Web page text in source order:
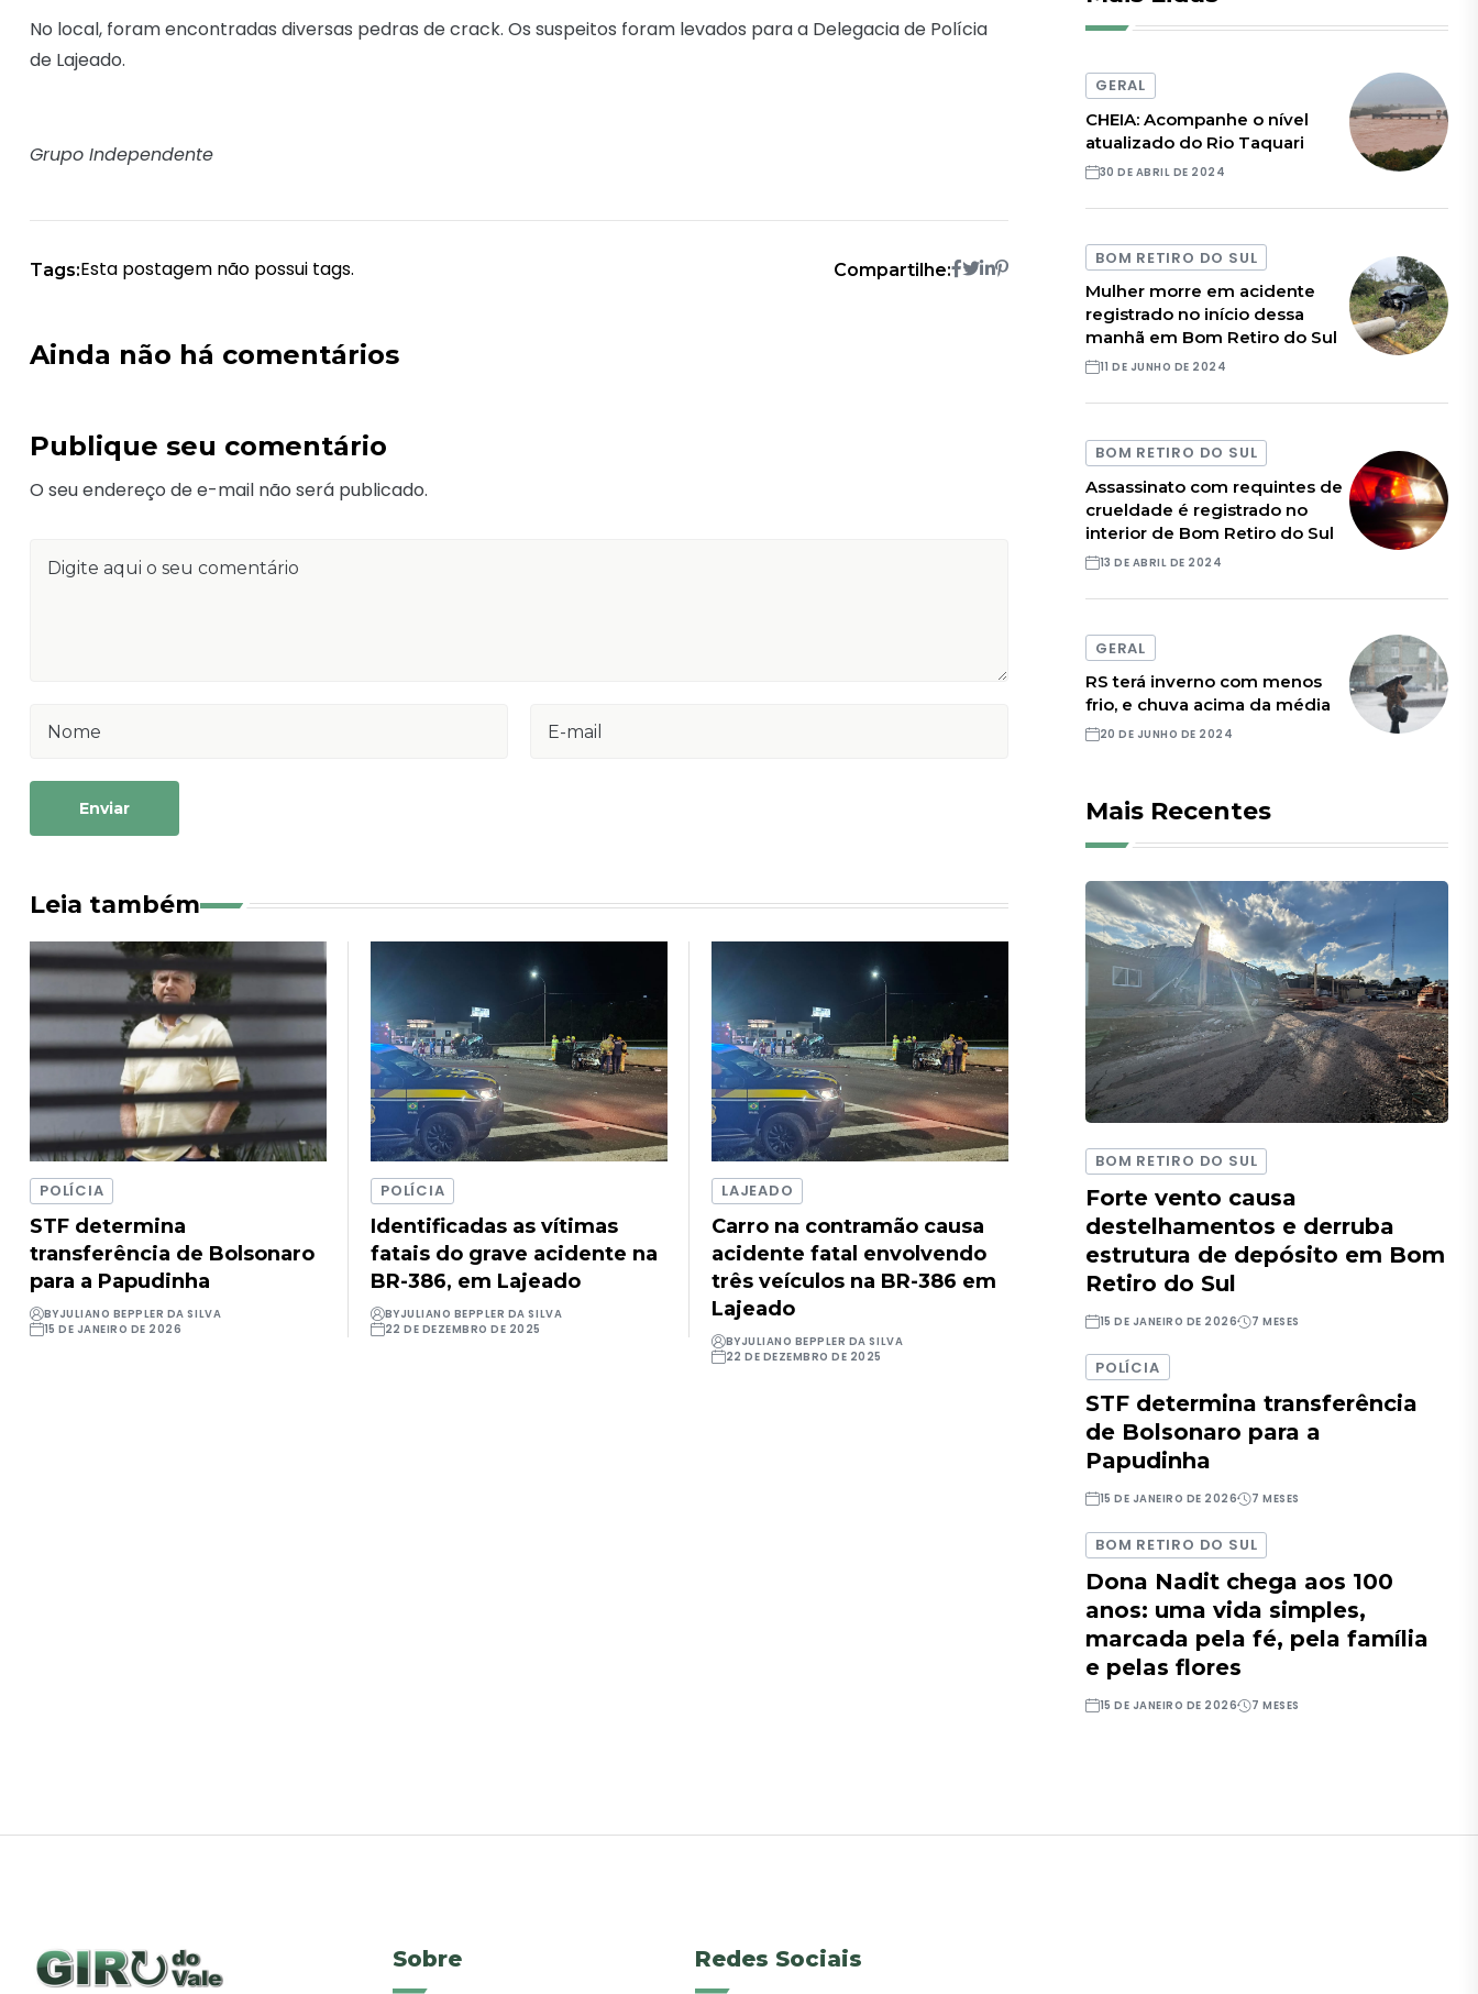
No local, foram encontradas diversas pedras de crack. Os suspeitos foram levados para a Delegacia de Polícia
de Lajeado.
Grupo Independente
Tags:Esta postagem não possui tags. Compartilhe:
Ainda não há comentários
Publique seu comentário
O seu endereço de e-mail não será publicado.
Enviar
Leia também
POLÍCIA
STF determina
transferência de Bolsonaro
para a Papudinha
BYJULIANO BEPPLER DA SILVA
15 DE JANEIRO DE 2026
POLÍCIA
Identificadas as vítimas
fatais do grave acidente na
BR-386, em Lajeado
BYJULIANO BEPPLER DA SILVA
22 DE DEZEMBRO DE 2025
LAJEADO
Carro na contramão causa
acidente fatal envolvendo
três veículos na BR-386 em
Lajeado
BYJULIANO BEPPLER DA SILVA
22 DE DEZEMBRO DE 2025
GERAL
CHEIA: Acompanhe o nível
atualizado do Rio Taquari
30 DE ABRIL DE 2024
BOM RETIRO DO SUL
Mulher morre em acidente
registrado no início dessa
manhã em Bom Retiro do Sul
11 DE JUNHO DE 2024
BOM RETIRO DO SUL
Assassinato com requintes de
crueldade é registrado no
interior de Bom Retiro do Sul
13 DE ABRIL DE 2024
GERAL
RS terá inverno com menos
frio, e chuva acima da média
20 DE JUNHO DE 2024
Mais Recentes
BOM RETIRO DO SUL
Forte vento causa
destelhamentos e derruba
estrutura de depósito em Bom
Retiro do Sul
15 DE JANEIRO DE 2026 7 MESES
POLÍCIA
STF determina transferência
de Bolsonaro para a
Papudinha
15 DE JANEIRO DE 2026 7 MESES
BOM RETIRO DO SUL
Dona Nadit chega aos 100
anos: uma vida simples,
marcada pela fé, pela família
e pelas flores
15 DE JANEIRO DE 2026 7 MESES
Sobre Redes Sociais